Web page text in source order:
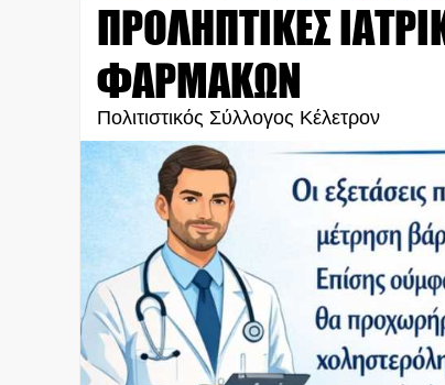
ΠΡΟΛΗΠΤΙΚΕΣ
ΦΑΡΜΑΚΩΝ
Πολιτιστικός Σύλλογος Κέλετρον